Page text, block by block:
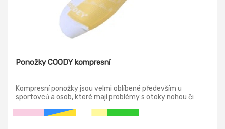
Ponožky COODY kompresní
Kompresní ponožky jsou velmi oblíbené především u
sportovců a osob, které mají problémy s otoky nohou či